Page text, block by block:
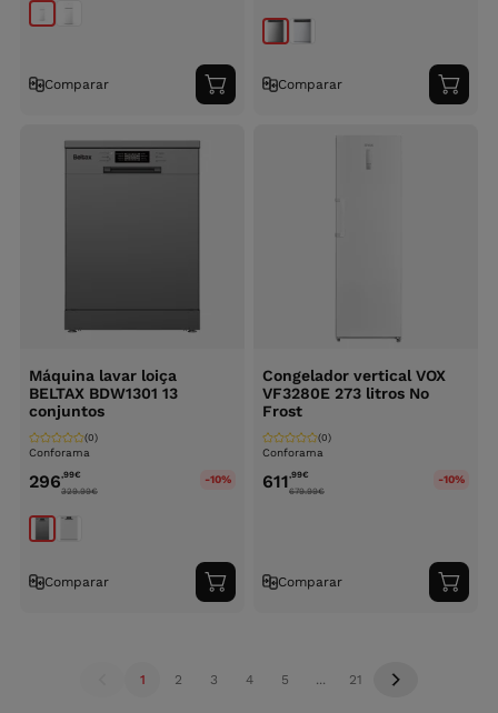
Comparar
Adicionar
ao
Comparar
ao
Máquina lavar loiça
BELTAX BDW1301 13
conjuntos
Conforama
(0)
296,99€
329.99€
-10%
Comparar
Adicionar
ao
Congelador vertical VOX
VF3280E 273 litros No
Frost
Conforama
(0)
611,99€
679.99€
-10%
Comparar
ao
1 2 3 4 5 ... 21